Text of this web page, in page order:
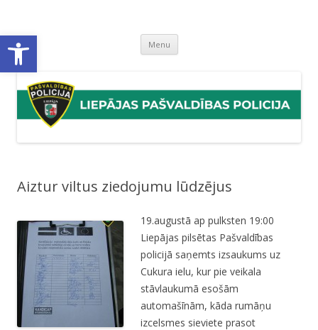
Open toolbar Menu Skip
content
Aiztur viltus ziedojumu lūdzējus
19.augustā ap pulksten 19:00
Liepājas pilsētas Pašvaldības
policijā saņemts izsaukums uz
Cukura ielu, kur pie veikala
stāvlaukumā esošām
automašīnām, kāda rumāņu
izcelsmes sieviete prasot